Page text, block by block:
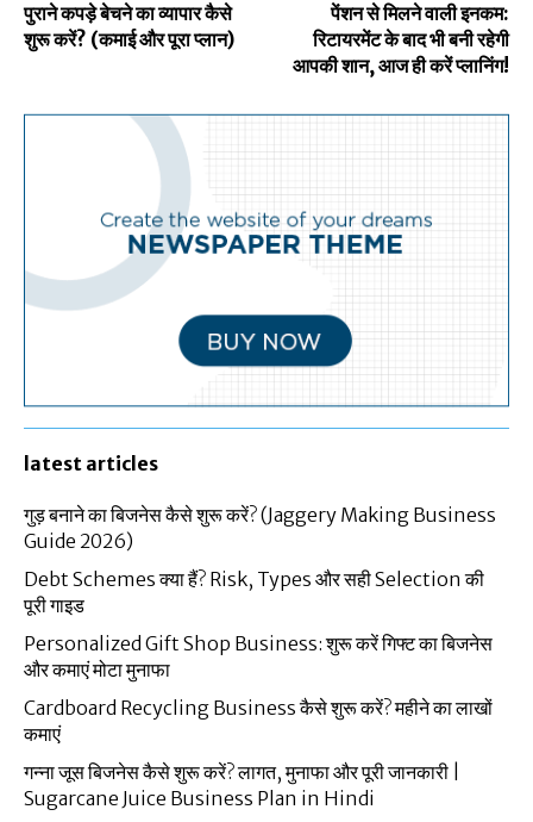
पुराने कपड़े बेचने का व्यापार कैसे
शुरू करें? (कमाई और पूरा प्लान)
पेंशन से मिलने वाली इनकम:
रिटायरमेंट के बाद भी बनी रहेगी
आपकी शान, आज ही करें प्लानिंग!
latest articles
गुड़ बनाने का बिजनेस कैसे शुरू करें? (Jaggery Making Business
Guide 2026)
Debt Schemes क्या हैं? Risk, Types और सही Selection की
पूरी गाइड
Personalized Gift Shop Business: शुरू करें गिफ्ट का बिजनेस
और कमाएं मोटा मुनाफा
Cardboard Recycling Business कैसे शुरू करें? महीने का लाखों
कमाएं
गन्ना जूस बिजनेस कैसे शुरू करें? लागत, मुनाफा और पूरी जानकारी |
Sugarcane Juice Business Plan in Hindi